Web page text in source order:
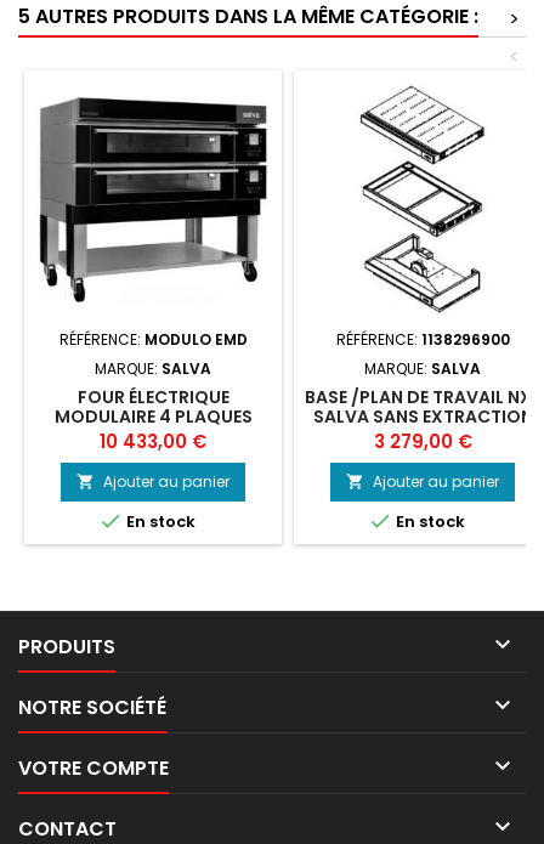
5 AUTRES PRODUITS DANS LA MÊME CATÉGORIE :
>
<
RÉFÉRENCE: MODULO EMD
MARQUE: SALVA
FOUR ÉLECTRIQUE
MODULAIRE 4 PLAQUES
600X400 SALVA
Prix
10 433,00 €
 Ajouter au panier
 En stock
RÉFÉRENCE: 1138296900
MARQUE: SALVA
BASE /PLAN DE TRAVAIL NXE
SALVA SANS EXTRACTION
Prix
3 279,00 €
 Ajouter au panier
 En stock
PRODUITS 
NOTRE SOCIÉTÉ 
VOTRE COMPTE 
CONTACT 